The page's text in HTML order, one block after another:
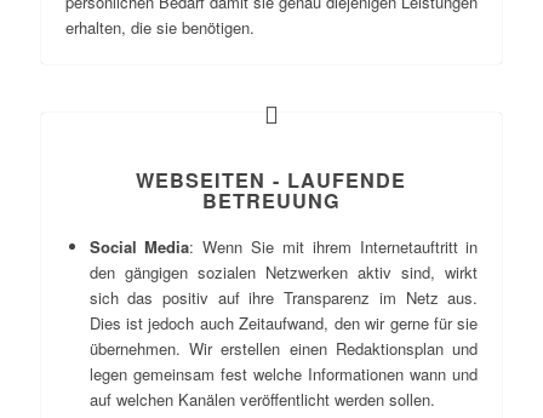
erhalten, die sie benötigen.
WEBSEITEN - LAUFENDE
BETREUUNG
Social Media: Wenn Sie mit ihrem Internetauftritt in
den gängigen sozialen Netzwerken aktiv sind, wirkt
sich das positiv auf ihre Transparenz im Netz aus.
Dies ist jedoch auch Zeitaufwand, den wir gerne für sie
übernehmen. Wir erstellen einen Redaktionsplan und
legen gemeinsam fest welche Informationen wann und
auf welchen Kanälen veröffentlicht werden sollen.